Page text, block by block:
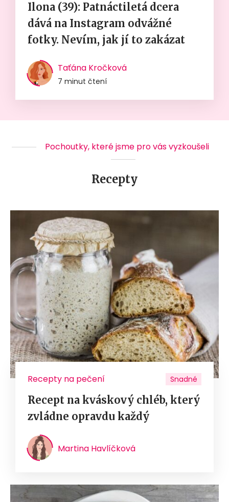
Ilona (39): Patnáctiletá dcera
dává na Instagram odvážné
fotky. Nevím, jak jí to zakázat
Taťána Kročková
7 minut čtení
Pochoutky, které jsme pro vás vyzkoušeli
Recepty
Recepty na pečení Snadné
Recept na kváskový chléb, který
zvládne opravdu každý
Martina Havlíčková